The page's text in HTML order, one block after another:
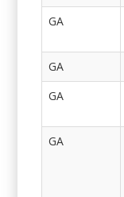
GA
GA
GA
GA